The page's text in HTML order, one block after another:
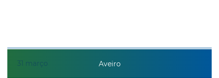
31 março Aveiro